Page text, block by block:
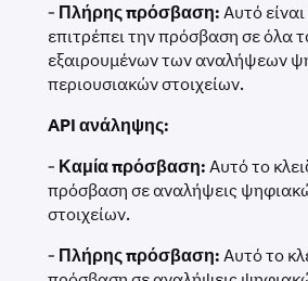
- Πλήρης πρόσβαση:Αυτό
επιτρέπει την πρόσβαση σε όλα
εξαιρουμένων των αναλήψεων
περιουσιακών στοιχείων.
API ανάληψης:
- Καμία πρόσβαση:Αυτό το
πρόσβαση σε αναλήψεις
στοιχείων.
- Πλήρης πρόσβαση:Αυτό το